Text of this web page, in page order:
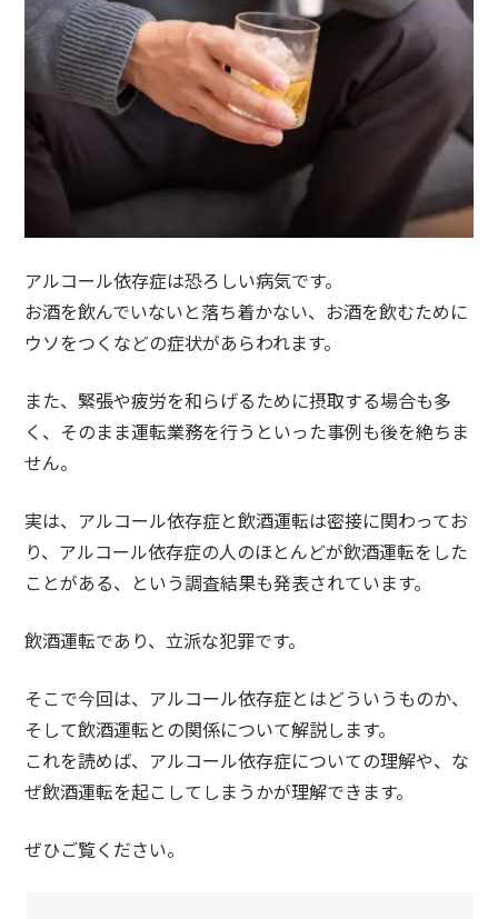
アルコール依存症は恐ろしい病気です。
お酒を飲んでいないと落ち着かない、お酒を飲むために
ウソをつくなどの症状があらわれます。
また、 緊張や疲労を和らげるために摂取する場合も多
く、 そのまま運転業務を行う といった事例も後を絶ちま
せん。
実は、 アルコール依存症と飲酒運転は密接に関わってお
り、アルコール依存症の人のほとんどが飲酒運転をした
ことがある、という調査結果も発表されています。
飲酒運転であり、立派な犯罪です。
そこで今回は、アルコール依存症とはどういうものか、
そして飲酒運転との関係について解説します。
これを読めば、アルコール依存症についての理解や、 な
ぜ飲酒運転を起こしてしまうかが理解できます。
ぜひご覧ください。